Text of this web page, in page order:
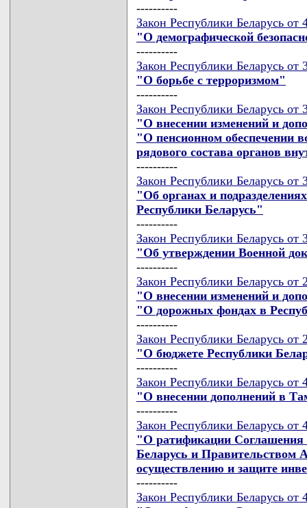
----------
Закон Республики Беларусь от
"О демографической
----------
Закон Республики Беларусь от
"О борьбе с терроризмом"
----------
Закон Республики Беларусь от
"О внесении изменений и
"О пенсионном обеспечении
рядового состава органов
----------
Закон Республики Беларусь от
"Об органах и
Республики Беларусь"
----------
Закон Республики Беларусь от
"Об утверждении Военной
----------
Закон Республики Беларусь от
"О внесении изменений и
"О дорожных фондах в
----------
Закон Республики Беларусь от
"О бюджете Республики
----------
Закон Республики Беларусь от
"О внесении дополнений в
----------
Закон Республики Беларусь от
"О ратификации Соглашения
Беларусь и Правительством
осуществлению и защите
----------
Закон Республики Беларусь от